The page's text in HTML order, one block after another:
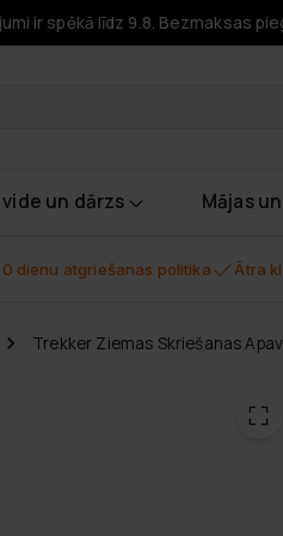
ir spēkā līdz 9.8. Bezmaksas
vide un dārzs Mājas
dienu atgriešanas politika Ātra
Trekker Ziemas Skriešanas